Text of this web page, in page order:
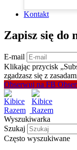
Kontakt
Zapisz się do
E-mail
Klikając przycisk
zgadzasz się z
Obserwuj na FB
Wyszukiwarka
Szukaj
Często wyszukiwane